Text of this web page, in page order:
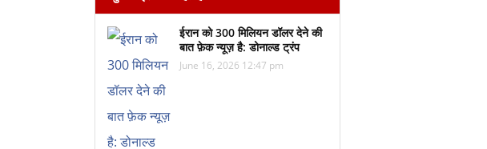
ईरान को 300 मिलियन डॉलर देने की
बात फ़ेक न्यूज़ है: डोनाल्ड ट्रंप
June 16, 2026 12:47 pm